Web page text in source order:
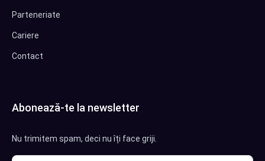
Parteneriate
Cariere
Contact
Abonează-te la newsletter
Nu trimitem spam, deci nu îți face griji.